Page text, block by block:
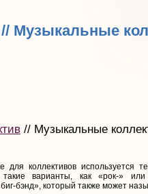
// Музыкальные
// Музыкальные
для коллективов используется
такие варианты, как «рок-»
бэнд», который также может